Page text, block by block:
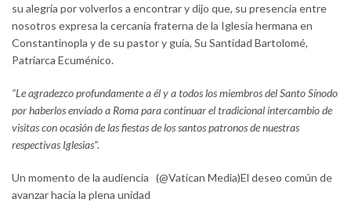
su alegría por volverlos a encontrar y dijo que, su presencia entre
nosotros expresa la cercanía fraterna de la Iglesia hermana en
Constantinopla y de su pastor y guía, Su Santidad Bartolomé,
Patriarca Ecuménico.
“Le agradezco profundamente a él y a todos los miembros del Santo Sínodo
por haberlos enviado a Roma para continuar el tradicional intercambio de
visitas con ocasión de las fiestas de los santos patronos de nuestras
respectivas Iglesias”.
Un momento de la audiencia (@Vatican Media)El deseo común de
avanzar hacia la plena unidad